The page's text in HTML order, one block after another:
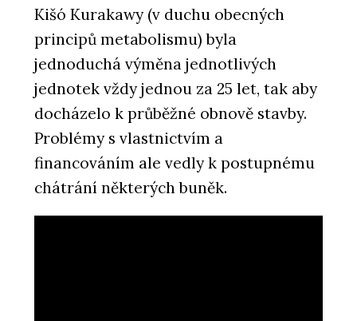
Kišó Kurakawy (v duchu obecných
principů metabolismu) byla
jednoduchá výměna jednotlivých
jednotek vždy jednou za 25 let, tak aby
docházelo k průběžné obnově stavby.
Problémy s vlastnictvím a
financováním ale vedly k postupnému
chátrání některých buněk.